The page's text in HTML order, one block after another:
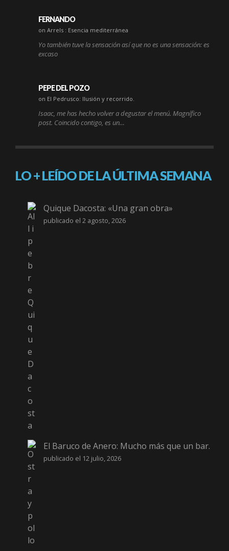
FERNANDO
on Arrels : Esencia mediterránea
Yo también tuve la sensación así que no es una sensación: es
excaso
PEPE DEL POZO
on El Pedrusco: Ilusión y recorrido.
Isaac, me has hecho volver a degustar el menú. Magnífico
post. Coincido contigo, es un…
LO + LEÍDO DE LA ÚLTIMA SEMANA
Quique Dacosta: «Una gran obra»
publicado el 2 agosto, 2026
El Baruco de Anero: Mucho más que un bar.
publicado el 12 julio, 2026